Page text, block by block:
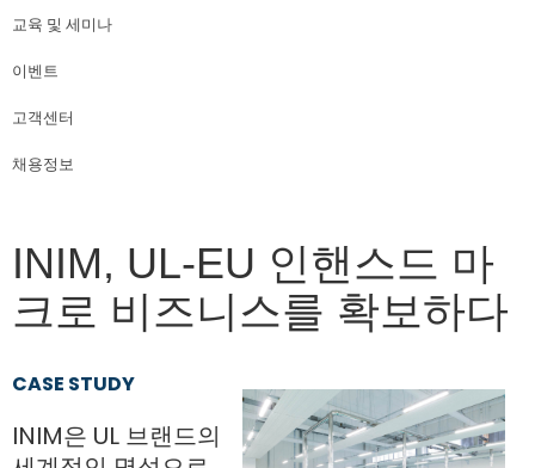
교육 및 세미나
이벤트
고객센터
채용정보
INIM, UL-EU 인핸스드 마
크로 비즈니스를 확보하다
CASE STUDY
INIM은 UL 브랜드의